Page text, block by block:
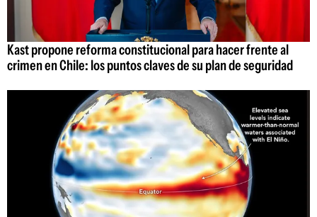
Kast propone reforma constitucional para hacer frente al
crimen en Chile: los puntos claves de su plan de seguridad